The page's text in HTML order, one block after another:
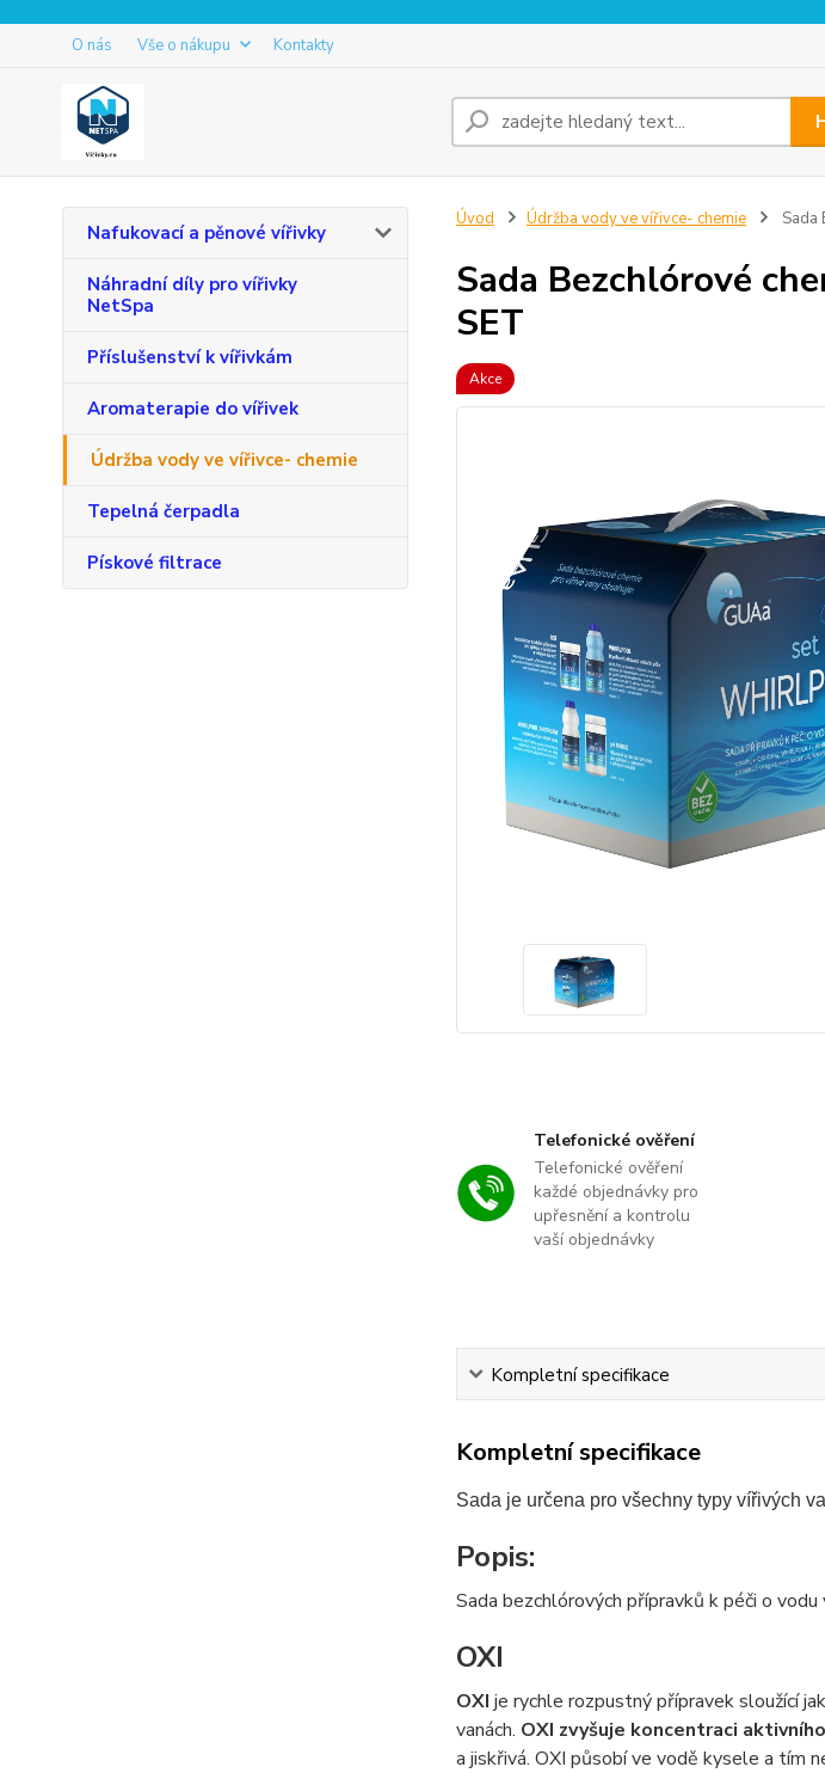
O nás Vše o nákupu Kontakty
Nafukovací a pěnové vířivky
Náhradní díly pro vířivky
NetSpa
Příslušenství k vířivkám
Aromaterapie do vířivek
Údržba vody ve vířivce- chemie
Tepelná čerpadla
Pískové filtrace
Úvod Údržba vody ve vířivce- chemie Sada
Sada Bezchlórové
SET
Akce
Telefonické ověření
Telefonické ověření
každé objednávky pro
upřesnění a kontrolu
vaší objednávky
Kompletní specifikace
Kompletní specifikace
Sada je určena pro všechny typy vířivých
Popis:
Sada bezchlórových přípravků k péči o vodu
OXI
OXI je rychle rozpustný přípravek sloužící
vanách. OXI zvyšuje koncentraci
a jiskřivá. OXI působí ve vodě kysele a tím